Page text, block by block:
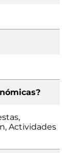
Actividades